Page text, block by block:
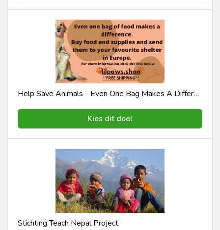
Help Save Animals - Even One Bag Makes A Difference
Kies dit doel
Stichting Teach Nepal Project